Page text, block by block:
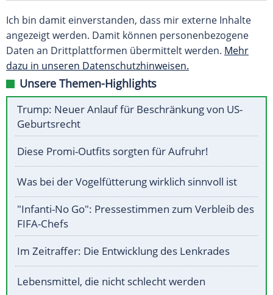
Ich bin damit einverstanden, dass mir externe Inhalte
angezeigt werden. Damit können personenbezogene
Daten an Drittplattformen übermittelt werden. Mehr
dazu in unseren Datenschutzhinweisen.
Unsere Themen-Highlights
Trump: Neuer Anlauf für Beschränkung von US-
Geburtsrecht
Diese Promi-Outfits sorgten für Aufruhr!
Was bei der Vogelfütterung wirklich sinnvoll ist
"Infanti-No Go": Pressestimmen zum Verbleib des
FIFA-Chefs
Im Zeitraffer: Die Entwicklung des Lenkrades
Lebensmittel, die nicht schlecht werden